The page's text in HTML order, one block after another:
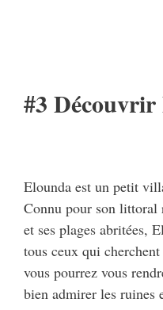
#3
Elounda est un petit
Connu pour son littoral
et ses plages abritées,
tous ceux qui
vous pourrez vous
bien admirer les ruines